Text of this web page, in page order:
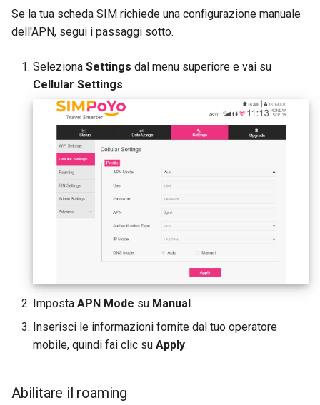
Se la tua scheda SIM richiede una configurazione manuale
dell'APN, segui i passaggi sotto.
Seleziona Settings dal menu superiore e vai su
Cellular Settings.
Imposta APN Mode su Manual .
Inserisci le informazioni fornite dal tuo operatore
mobile, quindi fai clic su Apply.
Abilitare il roaming